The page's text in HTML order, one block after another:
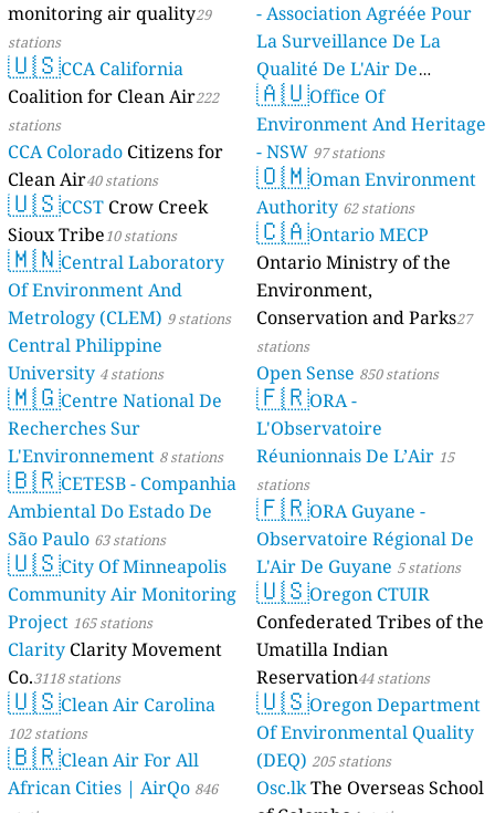
monitoring air quality29
stations
🇺🇸CCA California
Coalition for Clean Air222
stations
CCA Colorado Citizens for
Clean Air40 stations
🇺🇸CCST Crow Creek
Sioux Tribe10 stations
🇲🇳Central Laboratory
Of Environment And
Metrology (CLEM) 9 stations
Central Philippine
University 4 stations
🇲🇬Centre National De
Recherches Sur
L'Environnement 8 stations
🇧🇷CETESB - Companhia
Ambiental Do Estado De
São Paulo 63 stations
🇺🇸City Of Minneapolis
Community Air Monitoring
Project 165 stations
Clarity Clarity Movement
Co.3118 stations
🇺🇸Clean Air Carolina
102 stations
🇧🇷Clean Air For All
African Cities | AirQo 846
- Association Agréée Pour
La Surveillance De La
Qualité De L'Air De
Mayotte 4 stations
🇦🇺Office Of
Environment And Heritage
- NSW 97 stations
🇴🇲Oman Environment
Authority 62 stations
🇨🇦Ontario MECP
Ontario Ministry of the
Environment,
Conservation and Parks27
stations
Open Sense 850 stations
🇫🇷ORA -
L'Observatoire
Réunionnais De L’Air 15
stations
🇫🇷ORA Guyane -
Observatoire Régional De
L'Air De Guyane 5 stations
🇺🇸Oregon CTUIR
Confederated Tribes of the
Umatilla Indian
Reservation44 stations
🇺🇸Oregon Department
Of Environmental Quality
(DEQ) 205 stations
Osc.lkThe Overseas School